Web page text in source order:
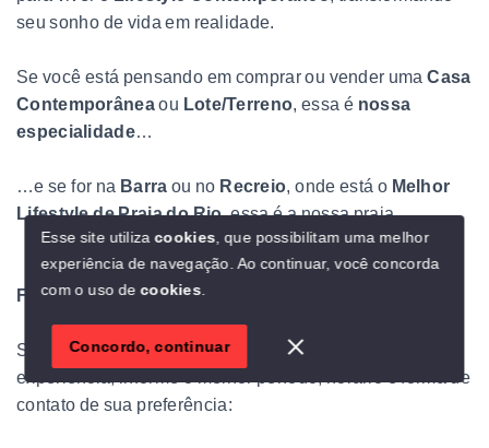
seu sonho de vida em realidade.
Se você está pensando em comprar ou vender umaCasa
Contemporâneaou Lote/Terreno, essa é nossa
especialidade…
…e se for na Barra ou no Recreio, onde está o Melhor
Lifestyle de Praia do Rio, essa é a nossa praia.
Fale direto conosco pelo WhatsApp no link:
Se preferir, ligamos para você. Para melhorar sua
experiência, informe o melhor período, horário e forma de
contato de sua preferência:
Esse site utilizacookies , que possibilitam uma melhor
experiência de navegação. Ao continuar, você concorda
com o uso decookies
Concordo, continuar